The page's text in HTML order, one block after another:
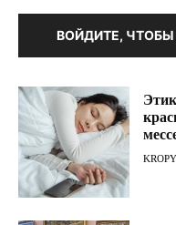
ВОЙДИТЕ,